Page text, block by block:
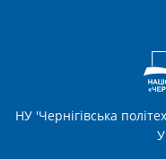
НУ 'Чернігівська